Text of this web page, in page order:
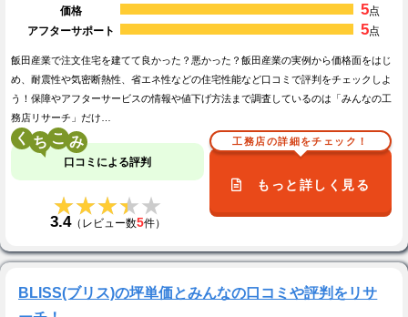
価格
5点
アフターサポート
5点
飯田産業で注文住宅を建てて良かった？悪かった？飯田産業の実例から価格面をはじ
め、耐震性や気密断熱性、省エネ性などの住宅性能など口コミで評判をチェックしよ
う！保障やアフターサービスの情報や値下げ方法まで調査しているのは「みんなの工
務店リサーチ」だけ…
く こ
口コミによる評判
★★★★★
★★★★★
3.4（レビュー数5件）
工務店の詳細をチェック！
もっと詳しく見る
BLISS(ブリス)の坪単価とみんなの口コミや評判をリサ